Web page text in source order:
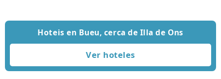
Hoteis en Bueu, cerca de Illa de Ons